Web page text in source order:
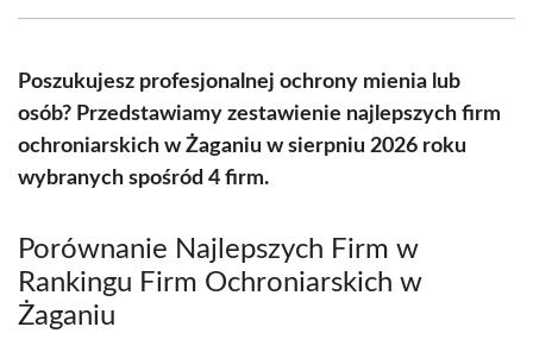
(Twitter)
Poszukujesz profesjonalnej ochrony mienia lub
osób? Przedstawiamy zestawienie najlepszych firm
ochroniarskich w Żaganiu w sierpniu 2026 roku
wybranych spośród 4 firm.
Porównanie Najlepszych Firm w
Rankingu Firm Ochroniarskich w
Żaganiu